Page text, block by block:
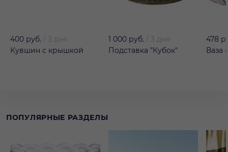
400 руб.
3 дня
Кувшин с крышкой
1 000 руб.
3 дня
Подставка "Кубок"
478
Ваза
ПОПУЛЯРНЫЕ РАЗДЕЛЫ